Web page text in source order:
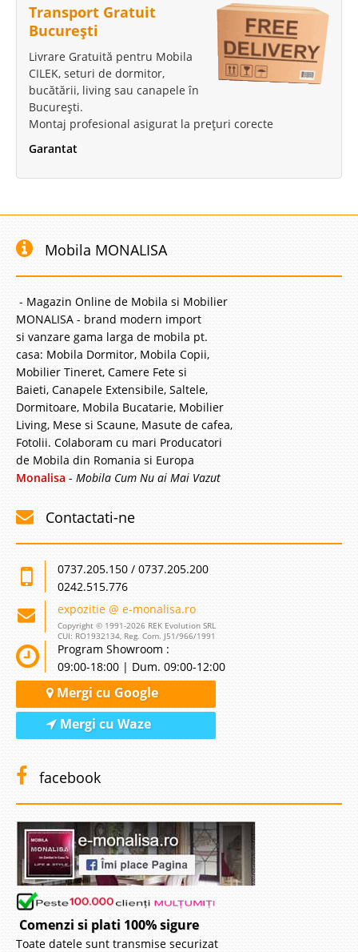
Transport Gratuit
București
Livrare Gratuită pentru Mobila
CILEK, seturi de dormitor,
bucătării, living sau canapele în
București.
Montaj profesional asigurat la prețuri corecte
Garantat
Mobila MONALISA
- Magazin Online de Mobila si Mobilier
MONALISA - brand modern import
si vanzare gama larga de mobila pt.
casa: Mobila Dormitor, Mobila Copii,
Mobilier Tineret, Camere Fete si
Baieti, Canapele Extensibile, Saltele,
Dormitoare, Mobila Bucatarie, Mobilier
Living, Mese si Scaune, Masute de cafea,
Fotolii. Colaboram cu mari Producatori
de Mobila din Romania si Europa
Monalisa - Mobila Cum Nu ai Mai Vazut
Contactati-ne
0737.205.150 / 0737.205.200
0242.515.776
expozitie @ e-monalisa.ro
Copyright © 1991-2026 REK Evolution SRL
CUI: RO1932134, Reg. Com. J51/966/1991
Program Showroom :
09:00-18:00 | Dum. 09:00-12:00
Mergi cu Google
Mergi cu Waze
facebook
Comenzi si plati 100% sigure
Toate datele sunt transmise securizat